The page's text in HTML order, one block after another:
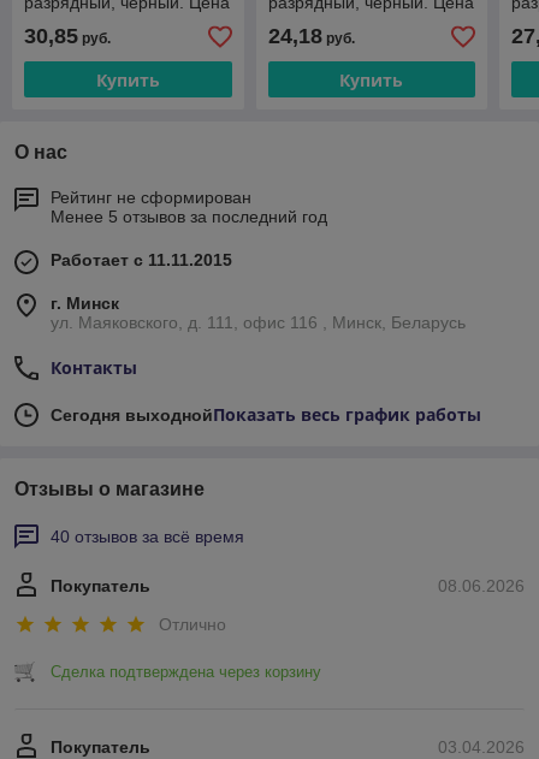
30,85 руб.
Купить
24,18руб.
Купить
О нас
Рейтинг не сформирован
Менее 5 отзывов за последний год
Работает с 11.11.2015
г. Минск
ул. Маяковского, д. 111, офис 116 , Минск, Беларусь
Контакты
Сегодня выходнойПоказать весь график работы
Отзывы о магазине
40 отзывов за всё время
08.06.2026
Покупатель
Отлично
Сделка подтверждена через корзину
03.04.2026
Покупатель